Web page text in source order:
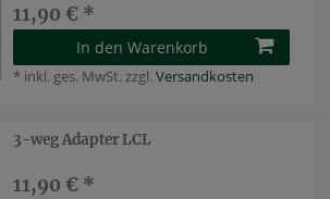
11,90 € *
In den Warenkorb
* inkl. ges. MwSt.zzgl.Versandkosten
3-weg Adapter LCL
11,90 € *